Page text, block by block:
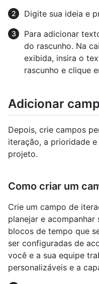
Digite sua ideia e
Para adicionar
do rascunho. Na
exibida, insira o
rascunho e clique
Adicionar
Depois, crie campos
iteração, a prioridade
projeto.
Como criar um
Crie um campo de
planejar e
blocos de tempo que
ser configuradas de
você e a sua equipe
personalizáveis e a